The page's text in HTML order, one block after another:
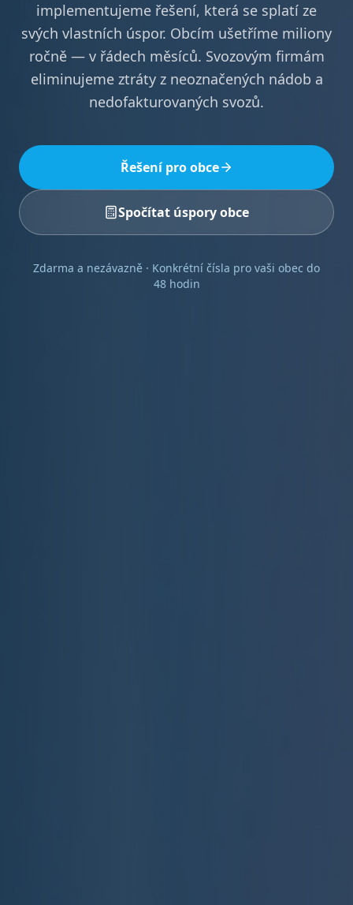
implementujeme řešení, která se splatí ze
svých vlastních úspor. Obcím ušetříme miliony
ročně — v řádech měsíců. Svozovým firmám
eliminujeme ztráty z neoznačených nádob a
nedofakturovaných svozů.
Řešení pro obce
Spočítat úspory obce
Zdarma a nezávazně · Konkrétní čísla pro vaši obec do
48 hodin